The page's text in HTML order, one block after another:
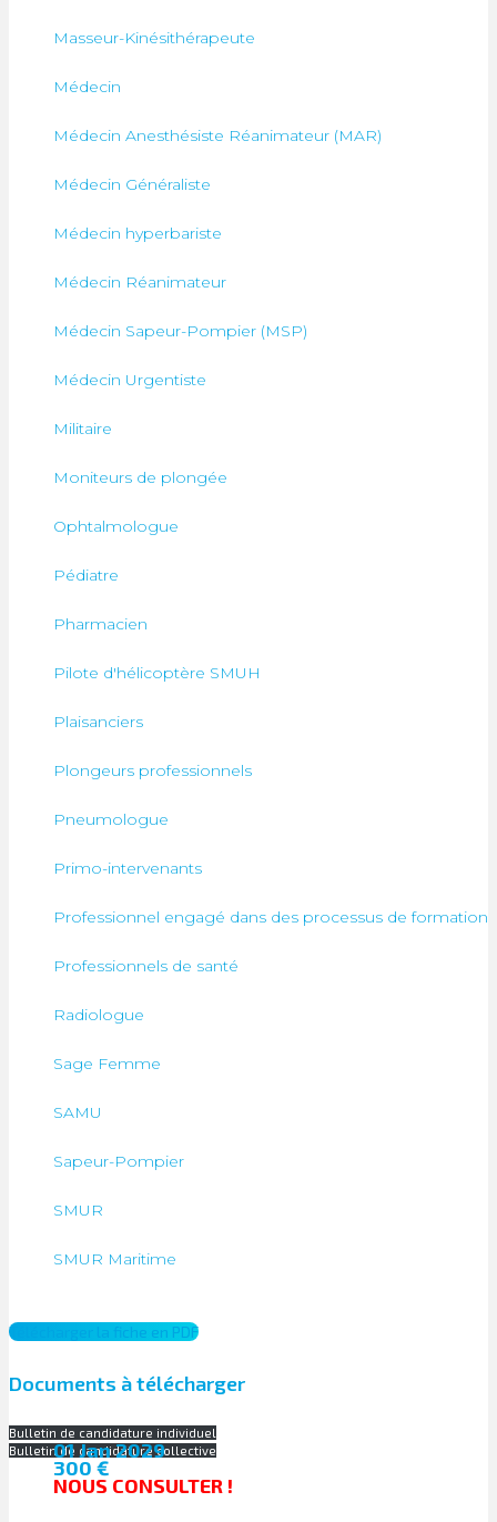
Masseur-Kinésithérapeute
Médecin
Médecin Anesthésiste Réanimateur (MAR)
Médecin Généraliste
Médecin hyperbariste
Médecin Réanimateur
Médecin Sapeur-Pompier (MSP)
Médecin Urgentiste
Militaire
Moniteurs de plongée
Ophtalmologue
Pédiatre
Pharmacien
Pilote d'hélicoptère SMUH
Plaisanciers
Plongeurs professionnels
Pneumologue
Primo-intervenants
Professionnel engagé dans des processus de formation
Professionnels de santé
Radiologue
Sage Femme
SAMU
Sapeur-Pompier
SMUR
SMUR Maritime
Télécharger la fiche en PDF
Documents à télécharger
Bulletin de candidature individuel
Bulletin de candidature collective
01 Jan 2029
300 €
NOUS CONSULTER !